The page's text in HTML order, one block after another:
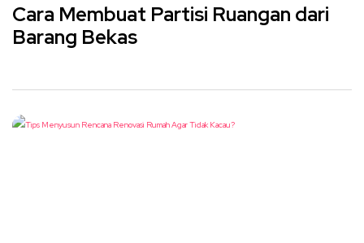
Cara Membuat Partisi Ruangan dari
Barang Bekas